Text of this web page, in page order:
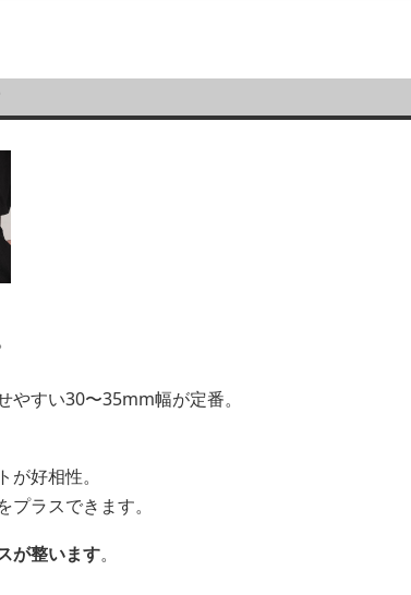
すい30〜35mm幅が定番。
好相性。
ラスできます。
が整います。